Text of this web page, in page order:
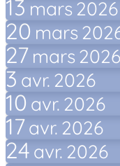
13 mars2026
20 mars
27 mars2026
3 avr. 2026
10 avr. 2026
17avr. 2026
24 avr. 2026